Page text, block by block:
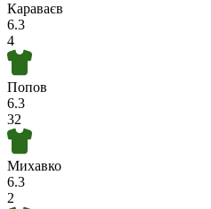
Караваєв
6.3
4
Попов
6.3
32
Михавко
6.3
2